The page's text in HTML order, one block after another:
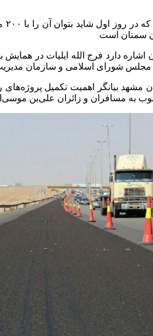
سمنان است
دارد فرج الله ایلیات در
شورای اسلامی و سازمان
مسافران و زائران علی‌بن